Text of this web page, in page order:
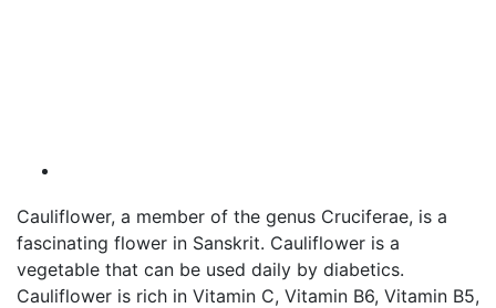
Cauliflower, a member of the genus Cruciferae, is a
fascinating flower in Sanskrit. Cauliflower is a
vegetable that can be used daily by diabetics.
Cauliflower is rich in Vitamin C, Vitamin B6, Vitamin B5,